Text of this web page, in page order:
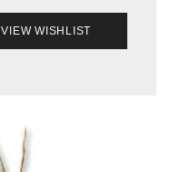
VIEW WISHLIST